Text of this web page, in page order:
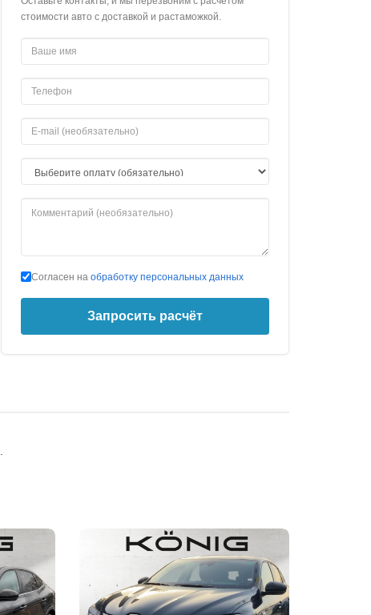
стоимости авто с доставкой и растаможкой.
Согласен на обработку персональных данных
Запросить расчёт